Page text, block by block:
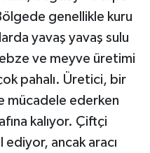
genellikle kuru
yavaş yavaş sulu
ve meyve üretimi
pahalı. Üretici, bir
mücadele ederken
kalıyor. Çiftçi
ancak aracı